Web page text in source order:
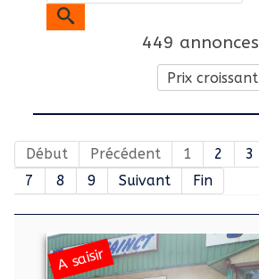
449 annonces
Début Précédent 1 2 3
7
8 9 Suivant Fin
A saisir